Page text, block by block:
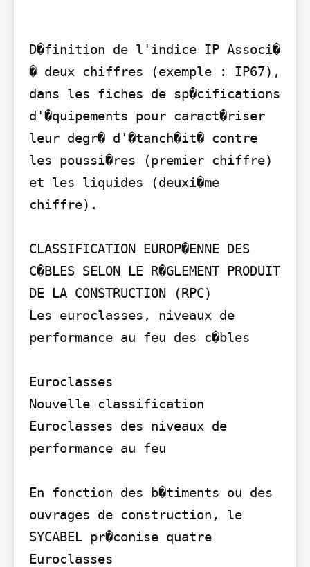
D�finition de l'indice IP Associ�
� deux chiffres (exemple : IP67),
dans les fiches de sp�cifications
d'�quipements pour caract�riser
leur degr� d'�tanch�it� contre
les poussi�res (premier chiffre)
et les liquides (deuxi�me
chiffre).
CLASSIFICATION EUROP�ENNE DES
C�BLES SELON LE R�GLEMENT PRODUIT
DE LA CONSTRUCTION (RPC)
Les euroclasses, niveaux de
performance au feu des c�bles
Euroclasses
Nouvelle classification
Euroclasses des niveaux de
performance au feu
En fonction des b�timents ou des
ouvrages de construction, le
SYCABEL pr�conise quatre
Euroclasses